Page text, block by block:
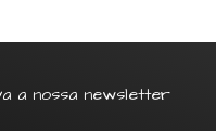
a nossa newsletter